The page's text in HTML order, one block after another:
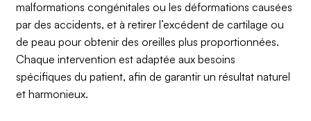
malformations congénitales ou les déformations causées
par des accidents, et à retirer l’excédent de cartilage ou
de peau pour obtenir des oreilles plus proportionnées.
Chaque intervention est adaptée aux besoins
spécifiques du patient, afin de garantir un résultat naturel
et harmonieux.